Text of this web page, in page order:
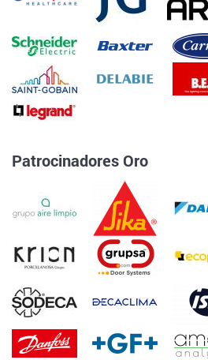
Patrocinadores Oro